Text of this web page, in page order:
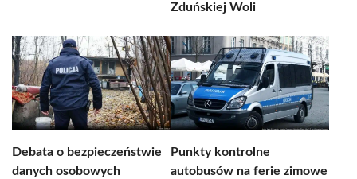
Zduńskiej Woli
Debata o bezpieczeństwie
danych osobowych
Punkty kontrolne
autobusów na ferie zimowe